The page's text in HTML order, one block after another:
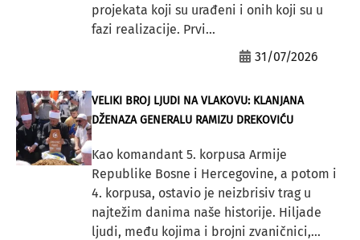
projekata koji su urađeni i onih koji su u
fazi realizacije. Prvi...
31/07/2026
VELIKI BROJ LJUDI NA VLAKOVU: KLANJANA
DŽENAZA GENERALU RAMIZU DREKOVIĆU
Kao komandant 5. korpusa Armije
Republike Bosne i Hercegovine, a potom i
4. korpusa, ostavio je neizbrisiv trag u
najtežim danima naše historije. Hiljade
ljudi, među kojima i brojni zvaničnici,...